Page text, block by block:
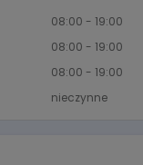
08:00 - 19:00
08:00 - 19:00
08:00 - 19:00
nieczynne